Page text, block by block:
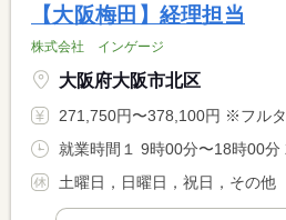
【大阪梅田】経理担当
株式会社 インゲージ
大阪府大阪市北区
271,750円〜378,100円 ※フルタイム求人の場合は月額（換算額）、
土曜日，日曜日，祝日，その他